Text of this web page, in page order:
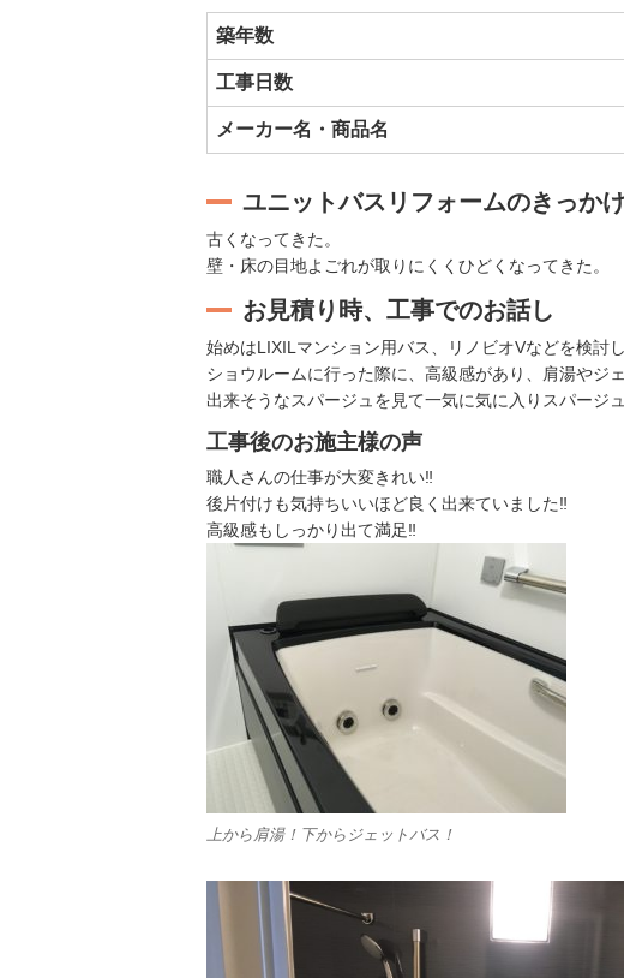
築年数
工事日数
メーカー名・商品名
ユニットバスリフォームのきっかけ
古くなってきた。
壁・床の目地よごれが取りにくくひどくなってきた。
お見積り時、工事でのお話し
始めはLIXILマンション用バス、リノビオVなどを検討
ショウルームに行った際に、高級感があり、肩湯やジ
出来そうなスパージュを見て一気に気に入りスパージ
工事後のお施主様の声
職人さんの仕事が大変きれい‼
後片付けも気持ちいいほど良く出来ていました‼
高級感もしっかり出て満足‼
上から肩湯！下からジェットバス！